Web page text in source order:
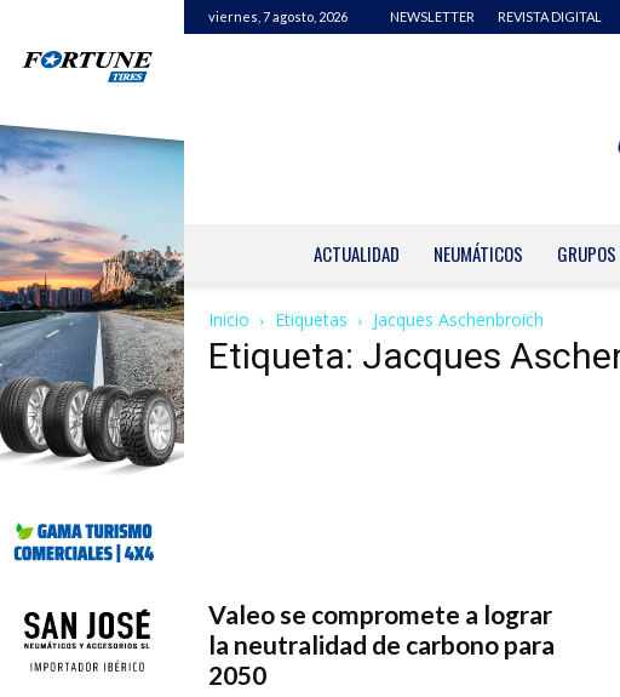
viernes, 7 agosto, 2026 NEWSLETTER REVISTA DIGITAL
ACTUALIDAD NEUMÁTICOS GRUPOS
Inicio Etiquetas Jacques Aschenbroich
Etiqueta: Jacques
Valeo se compromete a lograr
la neutralidad de carbono para
2050